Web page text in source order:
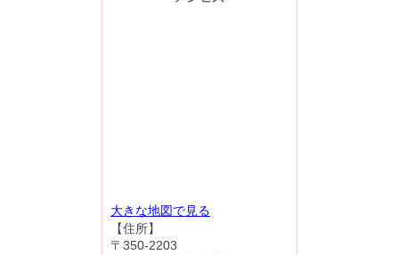
大きな地図で見る
【住所】
〒350-2203